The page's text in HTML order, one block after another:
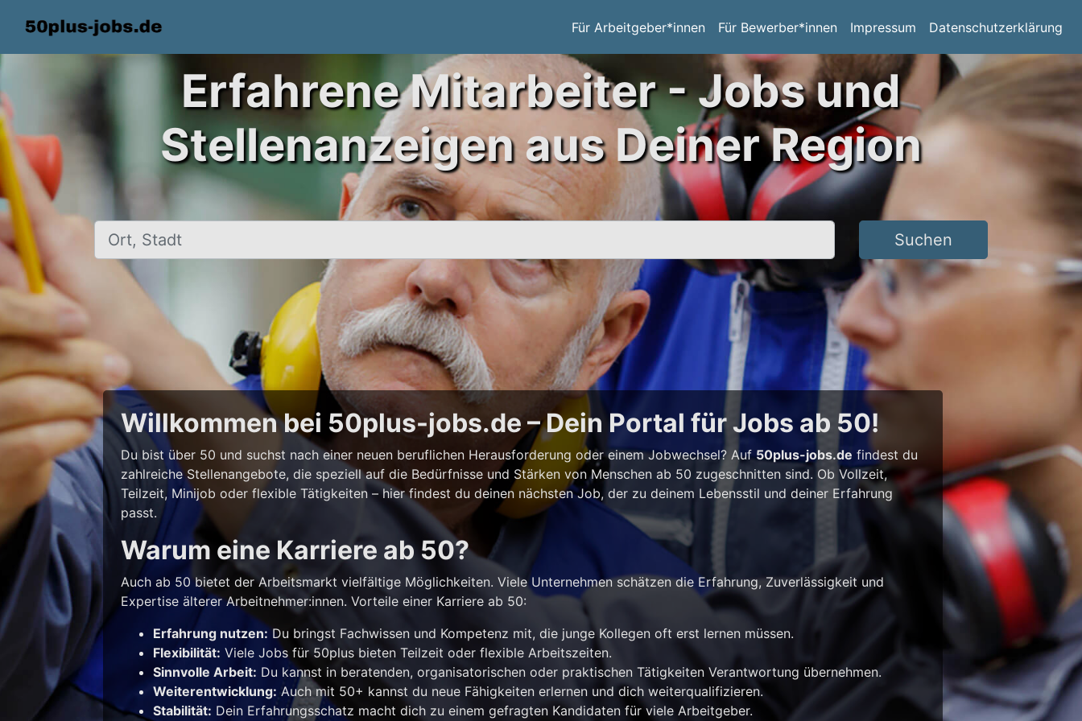
Für Arbeitgeber*innen Für Bewerber*innen Impressum Datenschutzerklärung
Erfahrene Mitarbeiter - Jobs und
Stellenanzeigen aus Deiner Region
Ort, Stadt Suchen
Willkommen bei 50plus-jobs.de – Dein Portal für Jobs ab 50!
Du bist über 50 und suchst nach einer neuen beruflichen Herausforderung oder einem Jobwechsel? Auf50plus-jobs.de findest du
zahlreiche Stellenangebote, die speziell auf die Bedürfnisse und Stärken von Menschen ab 50 zugeschnitten sind. Ob Vollzeit,
Teilzeit, Minijob oder flexible Tätigkeiten – hier findest du deinen nächsten Job, der zu deinem Lebensstil und deiner Erfahrung
passt.
Warum eine Karriere ab 50?
Auch ab 50 bietet der Arbeitsmarkt vielfältige Möglichkeiten. Viele Unternehmen schätzen die Erfahrung, Zuverlässigkeit und
Expertise älterer Arbeitnehmer:innen. Vorteile einer Karriere ab 50:
Erfahrung nutzen: Du bringst Fachwissen und Kompetenz mit, die junge Kollegen oft erst lernen müssen.
Flexibilität: Viele Jobs für 50plus bieten Teilzeit oder flexible Arbeitszeiten.
Sinnvolle Arbeit: Du kannst in beratenden, organisatorischen oder praktischen Tätigkeiten Verantwortung übernehmen.
Weiterentwicklung: Auch mit 50+ kannst du neue Fähigkeiten erlernen und dich weiterqualifizieren.
Stabilität: Dein Erfahrungsschatz macht dich zu einem gefragten Kandidaten für viele Arbeitgeber.